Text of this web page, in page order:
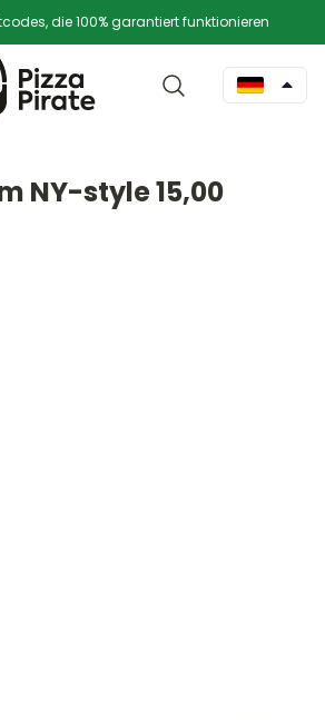
die 100% garantiert funktionieren
NY-style 15,00